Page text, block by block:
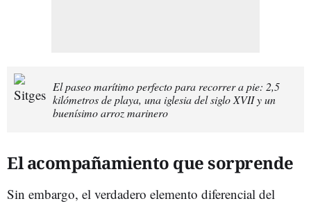
El paseo marítimo perfecto para recorrer a pie: 2,5
kilómetros de playa, una iglesia del siglo XVII y un
buenísimo arroz marinero
El acompañamiento que sorprende
Sin embargo, el verdadero elemento diferencial del